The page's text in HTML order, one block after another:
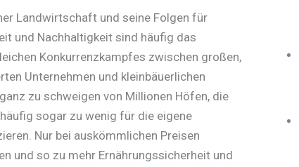
Landwirtschaft und seine Folgen für
und Nachhaltigkeit sind häufig das
Konkurrenzkampfes zwischen großen,
Unternehmen und kleinbäuerlichen
zu schweigen von Millionen Höfen, die
sogar zu wenig für die eigene
Nur bei auskömmlichen Preisen
und so zu mehr Ernährungssicherheit und